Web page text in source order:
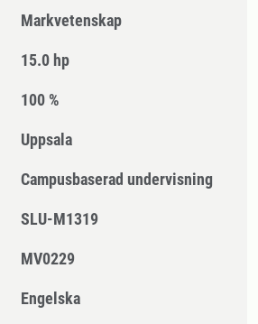
Markvetenskap
15.0 hp
100 %
Uppsala
Campusbaserad undervisning
SLU-M1319
MV0229
Engelska